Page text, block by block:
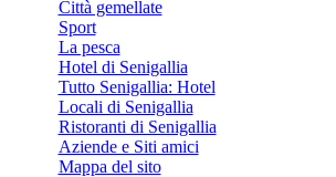
Città gemellate
Sport
La pesca
Hotel di Senigallia
Tutto Senigallia: Hotel
Locali di Senigallia
Ristoranti di Senigallia
Aziende e Siti amici
Mappa del sito